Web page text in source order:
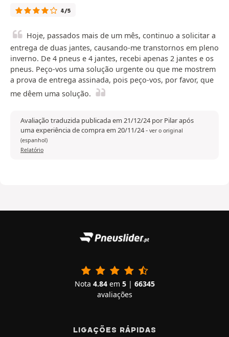
4/5
Hoje, passados mais de um mês, continuo a solicitar a
entrega de duas jantes, causando-me transtornos em pleno
inverno. De 4 pneus e 4 jantes, recebi apenas 2 jantes e os
pneus. Peço-vos uma solução urgente ou que me mostrem
a prova de entrega assinada, pois peço-vos, por favor, que
me dêem uma solução.
Avaliação traduzida publicada em 21/12/24 por Pilar após
uma experiência de compra em 20/11/24- ver o original
(espanhol)
Relatório
Nota 4.84em 5| 66345
avaliações
LIGAÇÕES RÁPIDAS